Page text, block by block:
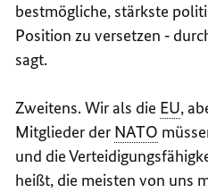
bestmögliche, stärkste
Position zu versetzen ‑
sagt.
Zweitens. Wir als die EU,
Mitglieder der NATO
und die
heißt, die meisten von uns